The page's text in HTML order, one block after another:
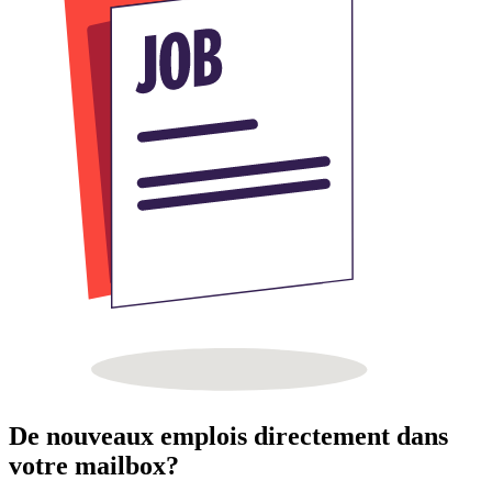
De nouveaux emplois directement dans
votre mailbox?